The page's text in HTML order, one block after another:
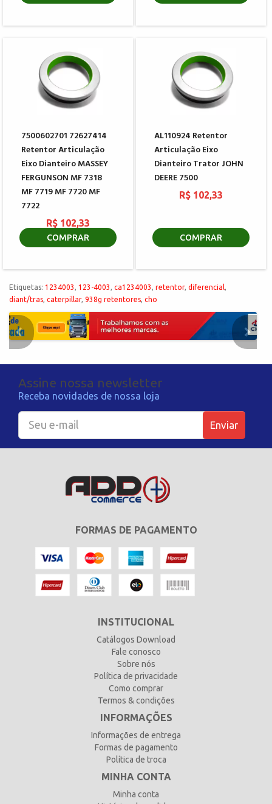
7500602701 72627414
Retentor Articulação
Eixo Dianteiro MASSEY
FERGUNSON MF 7318
MF 7719 MF 7720 MF
7722
R$ 102,33
COMPRAR
AL110924 Retentor
Articulação Eixo
Dianteiro Trator JOHN
DEERE 7500
R$ 102,33
COMPRAR
Etiquetas: 1234003, 123-4003, ca1234003, retentor, diferencial,
diant/tras, caterpillar, 938g retentores, cho
Assine nossa newsletter
Receba novidades de nossa loja
Enviar
FORMAS DE PAGAMENTO
INSTITUCIONAL
Catálogos Download
Fale conosco
Sobre nós
Política de privacidade
Como comprar
Termos & condições
INFORMAÇÕES
Informações de entrega
Formas de pagamento
Política de troca
MINHA CONTA
Minha conta